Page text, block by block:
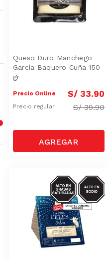
Queso Duro Manchego
García Baquero Cuña 150
gr
Precio Online S/ 33.90
Precio regular S/39.90
SODIO/GRASAS-
SAT